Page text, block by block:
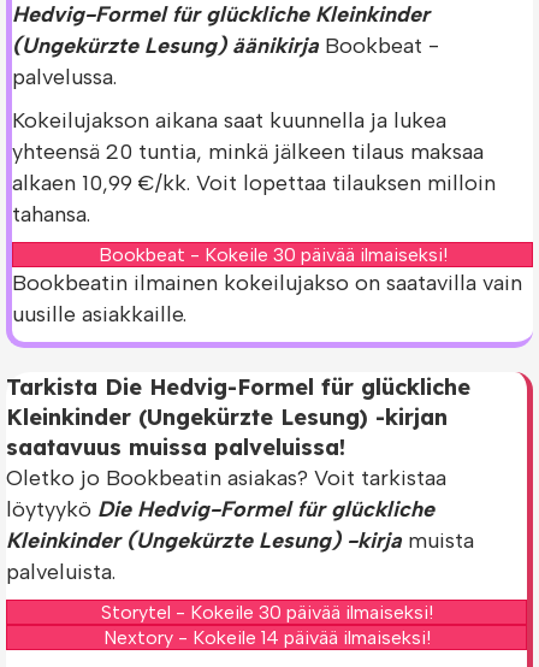
Hedvig-Formel für glückliche Kleinkinder
(Ungekürzte Lesung) äänikirja Bookbeat -
palvelussa.
Kokeilujakson aikana saat kuunnella ja lukea
yhteensä 20 tuntia, minkä jälkeen tilaus maksaa
alkaen 10,99 €/kk. Voit lopettaa tilauksen milloin
tahansa.
Bookbeat - Kokeile 30 päivää ilmaiseksi!
Bookbeatin ilmainen kokeilujakso on saatavilla vain
uusille asiakkaille.
Tarkista Die Hedvig-Formel für glückliche
Kleinkinder (Ungekürzte Lesung) -kirjan
saatavuus muissa palveluissa!
Oletko jo Bookbeatin asiakas? Voit tarkistaa
löytyykö Die Hedvig-Formel für glückliche
Kleinkinder (Ungekürzte Lesung) -kirja muista
palveluista.
Storytel - Kokeile 30 päivää ilmaiseksi!
Nextory - Kokeile 14 päivää ilmaiseksi!